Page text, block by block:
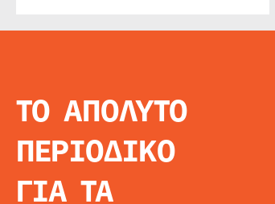
ΤΟ ΑΠΟΛΥΤΟ
ΠΕΡΙΟΔΙΚΟ
ΓΙΑ ΤΑ